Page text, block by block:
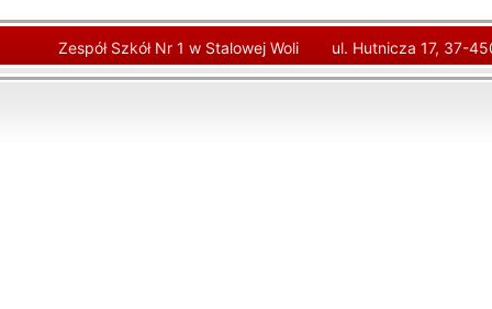
Zespół Szkół Nr 1 w Stalowej Woli ul. Hutnicza 17, 37-